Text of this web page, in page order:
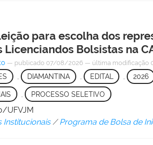
para escolha dos
Bolsistas na
— publicado 07/08/2026 — última modificação
DIAMANTINA EDITAL , 2026
PROCESSO SELETIVO
UFVJM
Institucionais /Programa de Bolsa de